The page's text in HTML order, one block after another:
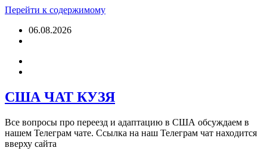
Перейти к содержимому
06.08.2026
США ЧАТ КУЗЯ
Все вопросы про переезд и адаптацию в США обсуждаем в
нашем Телеграм чате. Ссылка на наш Телеграм чат находится
вверху сайта